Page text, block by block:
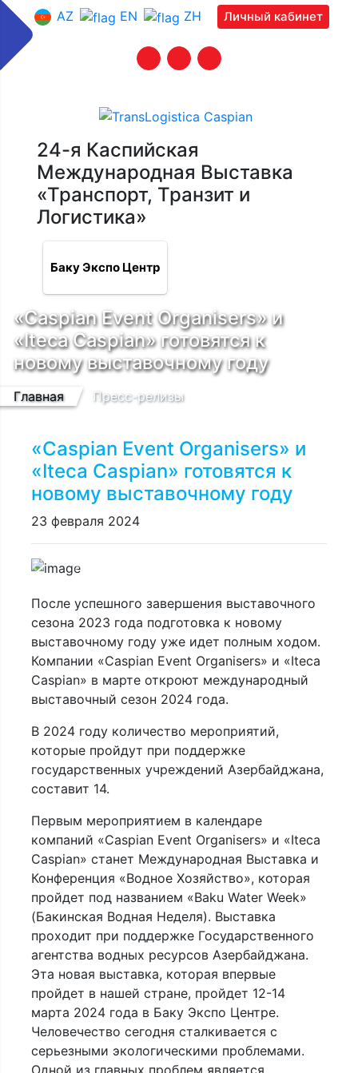
AZ EN ZH Личный кабинет
24-я Каспийская
Международная Выставка
«Транспорт, Транзит и
Логистика»
Баку Экспо Центр
«Caspian Event Organisers» и
«Iteca Caspian» готовятся к
новому выставочному году
Главная Пресс-релизы
«Caspian Event Organisers» и
«Iteca Caspian» готовятся к
новому выставочному году
23 февраля 2024
PreviousNext
После успешного завершения выставочного
сезона 2023 года подготовка к новому
выставочному году уже идет полным ходом.
Компании «Caspian Event Organisers» и «Iteca
Caspian» в марте откроют международный
выставочный сезон 2024 года.
В 2024 году количество мероприятий,
которые пройдут при поддержке
государственных учреждений Азербайджана,
составит 14.
Первым мероприятием в календаре
компаний «Caspian Event Organisers» и «Iteca
Caspian» станет Международная Выставка и
Конференция «Водное Хозяйство», которая
пройдет под названием «Baku Water Week»
(Бакинская Водная Неделя). Выставка
проходит при поддержке Государственного
агентства водных ресурсов Азербайджана.
Эта новая выставка, которая впервые
пройдет в нашей стране, пройдет 12-14
марта 2024 года в Баку Экспо Центре.
Человечество сегодня сталкивается с
серьезными экологическими проблемами.
Одной из главных проблем является